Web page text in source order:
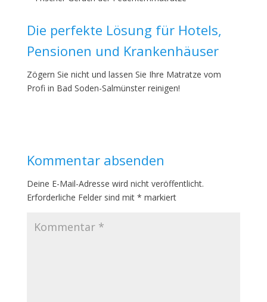
Die perfekte Lösung für Hotels,
Pensionen und Krankenhäuser
Zögern Sie nicht und lassen Sie Ihre Matratze vom
Profi in Bad Soden-Salmünster reinigen!
Kommentar absenden
Deine E-Mail-Adresse wird nicht veröffentlicht.
Erforderliche Felder sind mit * markiert